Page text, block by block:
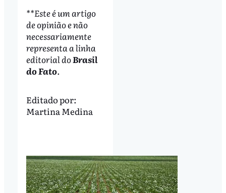
**Este é um artigo
de opinião e não
necessariamente
representa a linha
editorial doBrasil
do Fato.
Editado por:
Martina Medina